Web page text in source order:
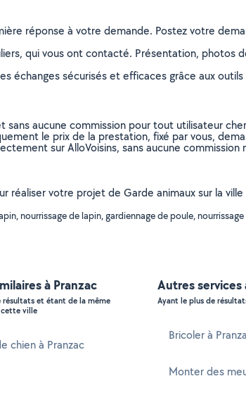
réponse à votre demande. Postez votre
qui vous ont contacté. Présentation, photos
échanges sécurisés et efficaces grâce aux
aucune commission pour tout utilisateur
le prix de la prestation, fixé par vous,
sur AlloVoisins, sans aucune commission
réaliser votre projet de Garde animaux sur la
nourrissage de lapin, gardiennage de poule,
à Pranzac
résultats et étant de la même
ville
chien à Pranzac
Autres services
Ayant le plus de
Bricoler à
Monter des